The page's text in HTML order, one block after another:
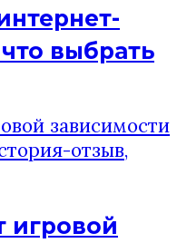
выбрать
игровой